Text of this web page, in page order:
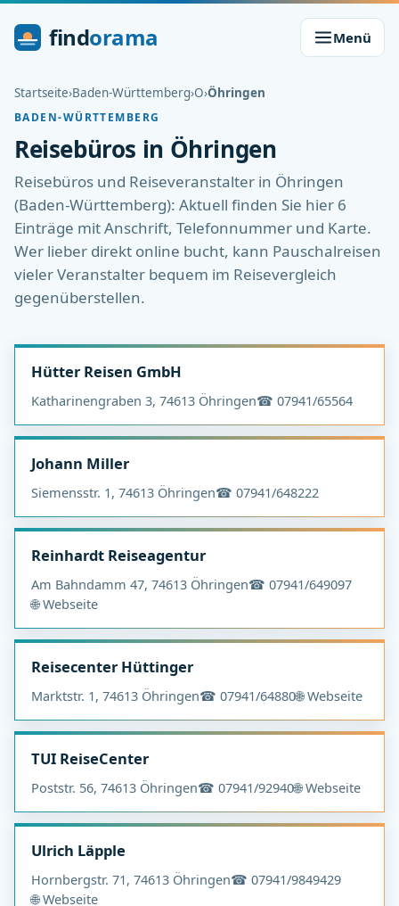
findorama Menü
Startseite›Baden-Württemberg›O›Öhringen
BADEN-WÜRTTEMBERG
Reisebüros in Öhringen
Reisebüros und Reiseveranstalter in Öhringen
(Baden-Württemberg): Aktuell finden Sie hier 6
Einträge mit Anschrift, Telefonnummer und Karte.
Wer lieber direkt online bucht, kann Pauschalreisen
vieler Veranstalter bequem im Reisevergleich
gegenüberstellen.
Hütter Reisen GmbH
Katharinengraben 3, 74613 Öhringen☎ 07941/65564
Johann Miller
Siemensstr. 1, 74613 Öhringen☎ 07941/648222
Reinhardt Reiseagentur
Am Bahndamm 47, 74613 Öhringen☎ 07941/649097
🌐 Webseite
Reisecenter Hüttinger
Marktstr. 1, 74613 Öhringen☎ 07941/64880🌐 Webseite
TUI ReiseCenter
Poststr. 56, 74613 Öhringen☎ 07941/92940🌐 Webseite
Ulrich Läpple
Hornbergstr. 71, 74613 Öhringen☎ 07941/9849429
🌐 Webseite